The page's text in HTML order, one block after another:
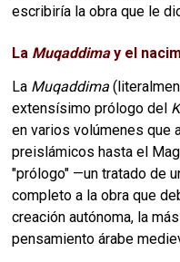
escribiría la obra que le
La Muqaddimay el
La Muqaddima
extensísimo prólogo del
en varios volúmenes que
preislámicos hasta el
"prólogo" —un tratado de
completo a la obra que
creación autónoma, la
pensamiento árabe